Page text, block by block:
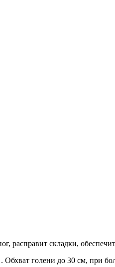
расправит складки,
голени до 30 см, при